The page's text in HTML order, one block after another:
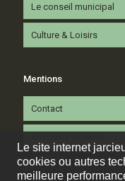
Le conseil municipal
Culture & Loisirs
Mentions
Contact
Le site internet
cookies ou autres
meilleure